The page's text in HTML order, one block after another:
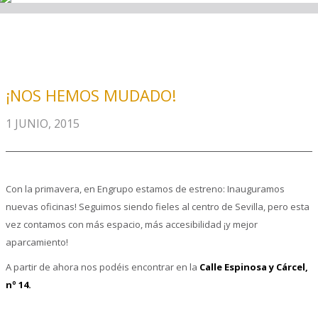
¡NOS HEMOS MUDADO!
1 JUNIO, 2015
Con la primavera, en Engrupo estamos de estreno: Inauguramos
nuevas oficinas! Seguimos siendo fieles al centro de Sevilla, pero esta
vez contamos con más espacio, más accesibilidad ¡y mejor
aparcamiento!
A partir de ahora nos podéis encontrar en la Calle Espinosa y Cárcel,
nº 14.